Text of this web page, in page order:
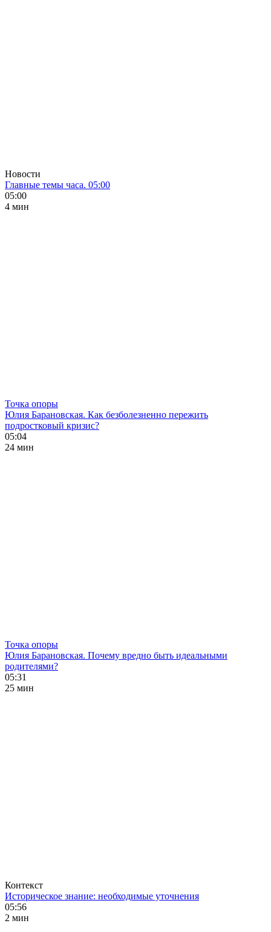
Новости
Главные темы часа. 05:00
05:00
4 мин
Точка опоры
Юлия Барановская. Как безболезненно пережить
подростковый кризис?
05:04
24 мин
Точка опоры
Юлия Барановская. Почему вредно быть идеальными
родителями?
05:31
25 мин
Контекст
Историческое знание: необходимые уточнения
05:56
2 мин